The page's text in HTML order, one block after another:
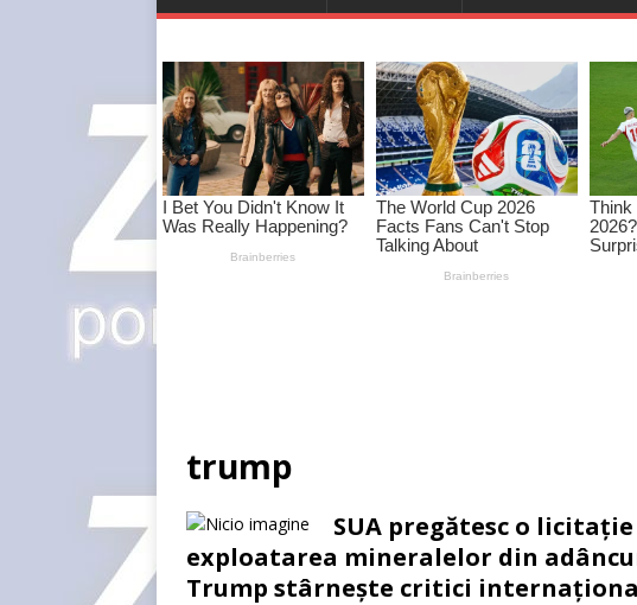
trump
SUA pregătesc o
exploatarea mineralelor din
Trump stârnește critici